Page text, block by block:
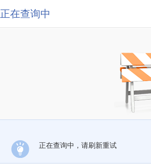
正在查询中
正在查询中，请刷新重试